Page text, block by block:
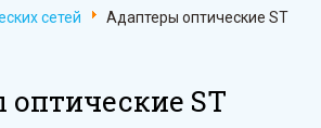
сетей
Адаптеры оптические ST
ST